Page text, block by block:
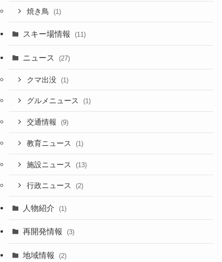
焼き鳥 (1)
スキー場情報 (11)
ニュース (27)
クマ出没 (1)
グルメニュース (1)
交通情報 (9)
教育ニュース (1)
施設ニュース (13)
行政ニュース (2)
人物紹介 (1)
再開発情報 (3)
地域情報 (2)